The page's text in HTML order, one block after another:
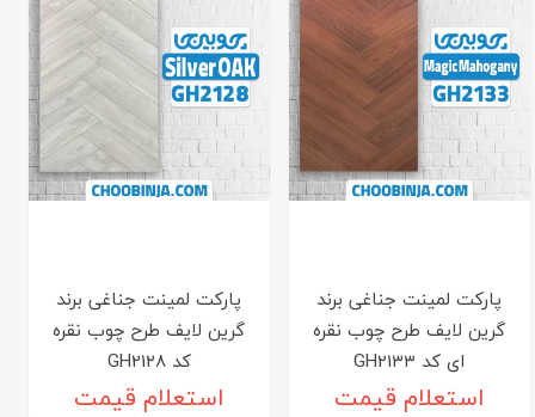
پارکت لمینت جناغی برند
گرین لایف طرح چوب نقره
ای کد GH21۳۳
استعلام قیمت
پارکت لمینت جناغی برند
گرین لایف طرح چوب نقره
کد GH21۲۸
استعلام قیمت